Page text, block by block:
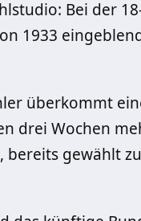
Bei der
1933
überkommt
drei Wochen
bereits gewählt